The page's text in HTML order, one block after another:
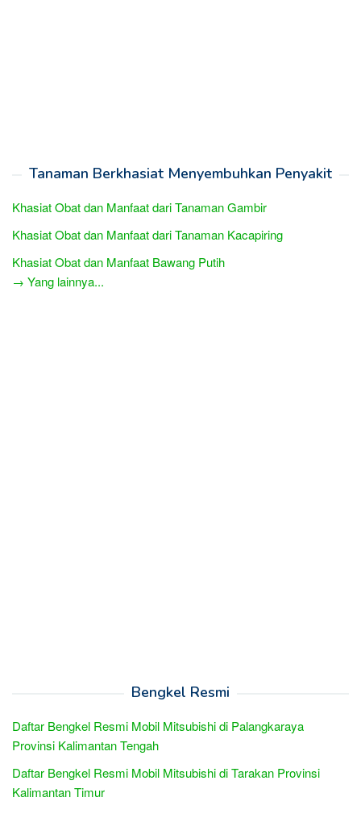
Tanaman Berkhasiat Menyembuhkan Penyakit
Khasiat Obat dan Manfaat dari Tanaman Gambir
Khasiat Obat dan Manfaat dari Tanaman Kacapiring
Khasiat Obat dan Manfaat Bawang Putih
→ Yang lainnya...
Bengkel Resmi
Daftar Bengkel Resmi Mobil Mitsubishi di Palangkaraya
Provinsi Kalimantan Tengah
Daftar Bengkel Resmi Mobil Mitsubishi di Tarakan Provinsi
Kalimantan Timur